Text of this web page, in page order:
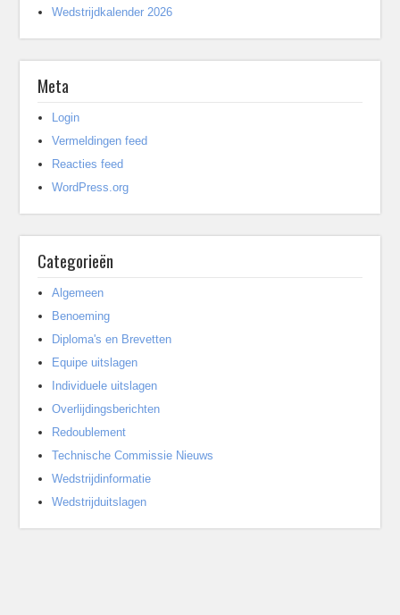
Wedstrijdkalender 2026
Meta
Login
Vermeldingen feed
Reacties feed
WordPress.org
Categorieën
Algemeen
Benoeming
Diploma's en Brevetten
Equipe uitslagen
Individuele uitslagen
Overlijdingsberichten
Redoublement
Technische Commissie Nieuws
Wedstrijdinformatie
Wedstrijduitslagen